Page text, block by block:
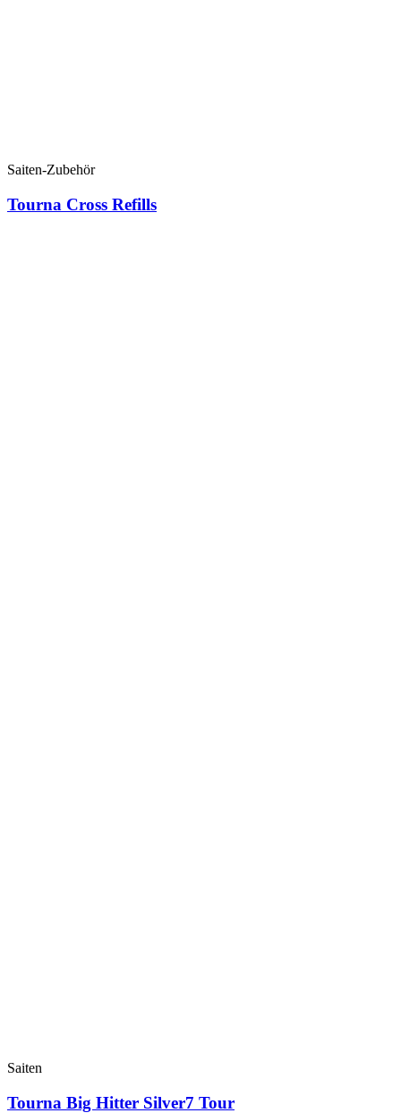
Saiten-Zubehör
Tourna Cross Refills
Saiten
Tourna Big Hitter Silver7 Tour